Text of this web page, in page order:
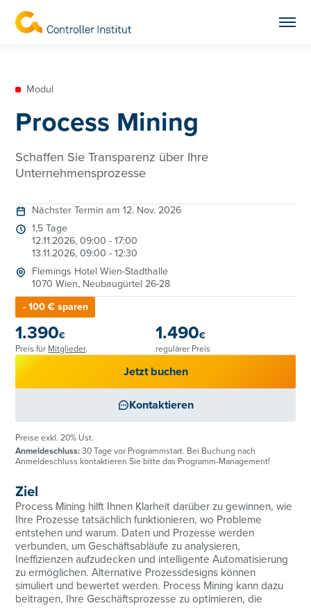
Modul
Process Mining
Schaffen Sie Transparenz über Ihre
Unternehmensprozesse
Ziel
Process Mining hilft Ihnen Klarheit darüber zu gewinnen, wie
Ihre Prozesse tatsächlich funktionieren, wo Probleme
entstehen und warum. Daten und Prozesse werden
verbunden, um Geschäftsabläufe zu analysieren,
Ineffizienzen aufzudecken und intelligente Automatisierung
zu ermöglichen. Alternative Prozessdesigns können
simuliert und bewertet werden. Process Mining kann dazu
beitragen, Ihre Geschäftsprozesse zu optimieren, die
Nächster Termin am 12. Nov. 2026
1,5 Tage
12.11.2026, 09:00 - 17:00
13.11.2026, 09:00 - 12:30
Flemings Hotel Wien-Stadthalle
1070 Wien, Neubaugürtel 26-28
- 100 € sparen
1.390€
Preis für Mitglieder.
1.490€
regulärer Preis
Jetzt buchen
Kontaktieren
Preise exkl. 20% Ust.
Anmeldeschluss: 30 Tage vor Programmstart. Bei Buchung nach
Anmeldeschluss kontaktieren Sie bitte das Programm-Management!